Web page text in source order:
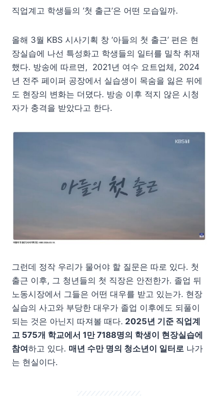
직업계고 학생들의 ‘첫 출근’은 어떤 모습일까.
올해 3월 KBS 시사기획 창 ‘아들의 첫 출근’ 편은 현
장실습에 나선 특성화고 학생들의 일터를 밀착 취재
했다. 방송에 따르면, 2021년 여수 요트업체, 2024
년 전주 페이퍼 공장에서 실습생이 목숨을 잃은 뒤에
도 현장의 변화는 더뎠다. 방송 이후 적지 않은 시청
자가 충격을 받았다고 한다.
그런데 정작 우리가 물어야 할 질문은 따로 있다. 첫
출근 이후, 그 청년들의 첫 직장은 안전한가. 졸업 뒤
노동시장에서 그들은 어떤 대우를 받고 있는가. 현장
실습의 사고와 부당한 대우가 졸업 이후에도 되풀이
되는 것은 아닌지 따져볼 때다. 2025년 기준 직업계
고 575개 학교에서 1만 7188명의 학생이 현장실습에
참여 하고 있다. 매년 수만 명의 청소년이 일터로 나가
는 현실이다.